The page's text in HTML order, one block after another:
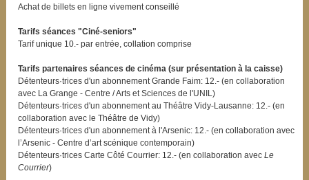
Achat de billets en ligne vivement conseillé
Tarifs séances "Ciné-seniors"
Tarif unique 10.- par entrée, collation comprise
Tarifs partenaires séances de cinéma (sur présentation à la caisse)
Détenteurs·trices d'un abonnement Grande Faim: 12.- (en collaboration
avec La Grange - Centre / Arts et Sciences de l'UNIL)
Détenteurs·trices d'un abonnement au Théâtre Vidy-Lausanne: 12.- (en
collaboration avec le Théâtre de Vidy)
Détenteurs·trices d'un abonnement à l'Arsenic: 12.- (en collaboration avec
l’Arsenic - Centre d’art scénique contemporain)
Détenteurs·trices Carte Côté Courrier: 12.- (en collaboration avecLe
Courrier)